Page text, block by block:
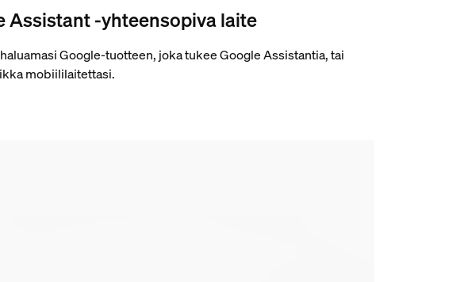
Assistant -yhteensopiva laite
Google-tuotteen, joka tukee Google Assistantia, tai
mobiililaitettasi.